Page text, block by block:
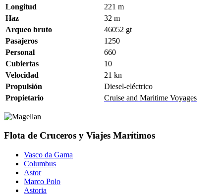
Longitud
221 m
Haz
32 m
Arqueo bruto
46052 gt
Pasajeros
1250
Personal
660
Cubiertas
10
Velocidad
21 kn
Propulsión
Diesel-eléctrico
Propietario
Cruise and Maritime Voyages
Flota de Cruceros y Viajes Marítimos
Vasco da Gama
Columbus
Astor
Marco Polo
Astoria